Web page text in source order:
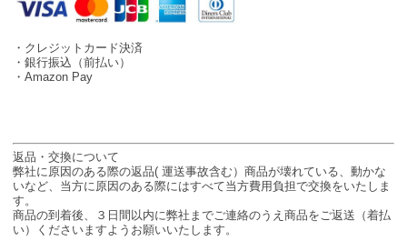
・クレジットカード決済
・銀行振込（前払い）
・Amazon Pay
返品・交換について
弊社に原因のある際の返品( 運送事故含む）商品が壊れている、動かな
いなど、当方に原因のある際にはすべて当方費用負担で交換をいたしま
す。
商品の到着後、３日間以内に弊社までご連絡のうえ商品をご返送（着払
い）くださいますようお願いいたします。